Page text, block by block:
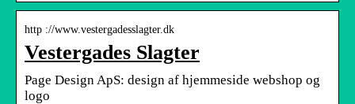
http ://www.vestergadesslagter.dk
Vestergades Slagter
Page Design ApS: design af hjemmeside webshop og
logo